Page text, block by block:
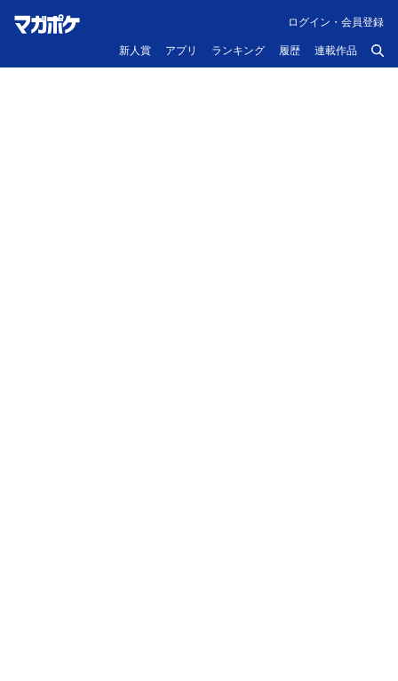
新人賞 アプリ ランキング 履歴 連載作品
ログイン・会員登録